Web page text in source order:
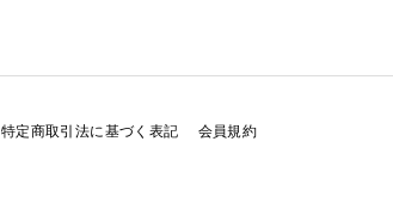
特定商取引法に基づく表記 会員規約